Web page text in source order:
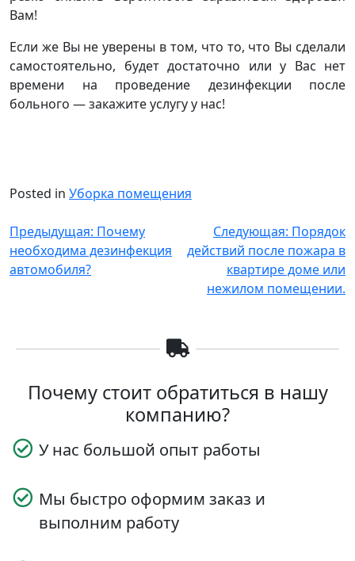
Вам!
Если же Вы не уверены в том, что то, что Вы сделали
самостоятельно, будет достаточно или у Вас нет
времени на проведение дезинфекции после
больного — закажите услугу у нас!
Posted in Уборка помещения
Навигация
по
записям
Предыдущая: Почему
необходима дезинфекция
автомобиля?
Следующая: Порядок
действий после пожара в
квартире доме или
нежилом помещении.
Почему стоит обратиться в нашу
компанию?
У нас большой опыт работы
Мы быстро оформим заказ и
выполним работу